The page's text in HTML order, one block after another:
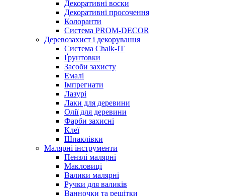
Декоративні воски
Декоративні просочення
Колоранти
Система PROM-DECOR
Деревозахист і декорування
Система Chalk-IT
Ґрунтовки
Засоби захисту
Емалі
Імпрегнати
Лазурі
Лаки для деревини
Олії для деревини
Фарби захисні
Клеї
Шпаклівки
Малярні інструменти
Пензлі малярні
Макловиці
Валики малярні
Ручки для валиків
Ванночки та решітки